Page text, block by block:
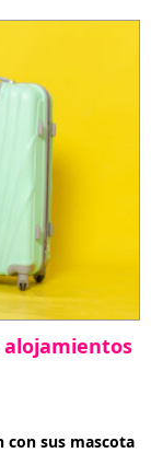
alojamientos
con sus mascota